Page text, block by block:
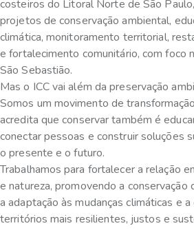
costeiros do Litoral Norte de São
projetos de conservação ambiental,
climática, monitoramento territorial,
e fortalecimento comunitário, com foco
São Sebastião.
Mas o ICC vai além da preservação
Somos um movimento de
acredita que conservar também é
conectar pessoas e construir soluções
o presente e o futuro.
Trabalhamos para fortalecer a relação
e natureza, promovendo a conservação
a adaptação às mudanças climáticas e
territórios mais resilientes, justos e